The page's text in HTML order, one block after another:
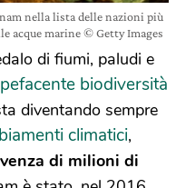
nella lista delle nazioni più
acque marine © Getty Images
di fiumi, paludi e
biodiversità
diventando sempre
climatici,
di milioni di